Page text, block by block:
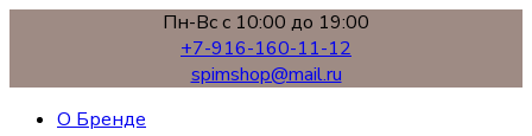
Пн-Вс с 10:00 до 19:00
+7-916-160-11-12
spimshop@mail.ru
О Бренде